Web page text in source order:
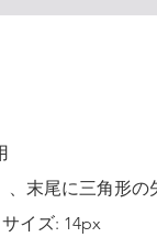
末尾に三角形の
イズ: 14px